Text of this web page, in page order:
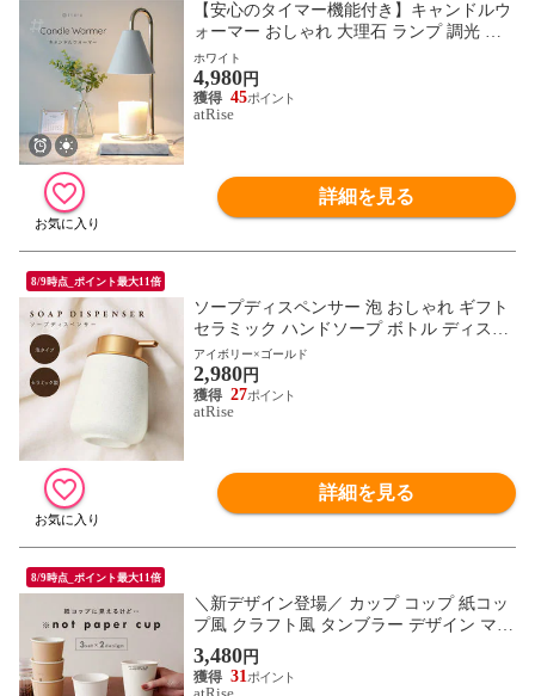
【安心のタイマー機能付き】キャンドルウ
ォーマー おしゃれ 大理石 ランプ 調光 タ
イマー アロマ 照明 ライト キャンドル 間
接照明 明かり 明るさ調節 インテリア アロ
マキャンドル キャンドルウォーマーランプ
クラシック ギフト
ホワイト
4,980円
45
atRise
詳細を見る
8/9時点_ポイント最大11倍
ソープディスペンサー 泡 おしゃれ ギフト
セラミック ハンドソープ ボトル ディスペ
ンサー 手動 詰め替え ポンプ式 手洗い ハ
ンドソープボトル ソープボトル 大容量 シ
ンプル かわいい 洗面所 洗面台 台所 水場
オフィス カフェ
アイボリー×ゴールド
2,980円
27
atRise
詳細を見る
8/9時点_ポイント最大11倍
＼新デザイン登場／ カップ コップ 紙コッ
プ風 クラフト風 タンブラー デザイン マグ
カップ おしゃれ ホワイト 耐熱 陶器 紙コ
ップ型 うがい 電子レンジ 食洗機 対応 250
ml オリジナル ギフト プレゼント 3個セッ
3,480円
31